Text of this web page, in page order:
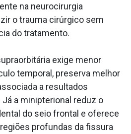
na neurocirurgia
o trauma cirúrgico sem
do tratamento.
exige menor
temporal, preserva melhor
a resultados
a minipterional reduz o
do seio frontal e oferece
profundas da fissura